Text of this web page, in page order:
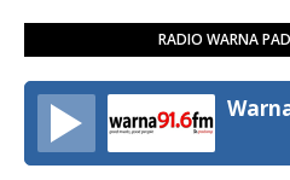
RADIO WARNA